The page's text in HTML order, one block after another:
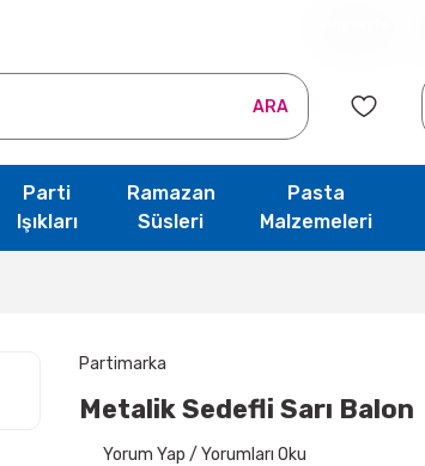
ARA
Parti
Işıkları
Ramazan
Süsleri
Pasta
Malzemeleri
Partimarka
Metalik Sedefli Sarı Balon
Yorum Yap / Yorumları Oku